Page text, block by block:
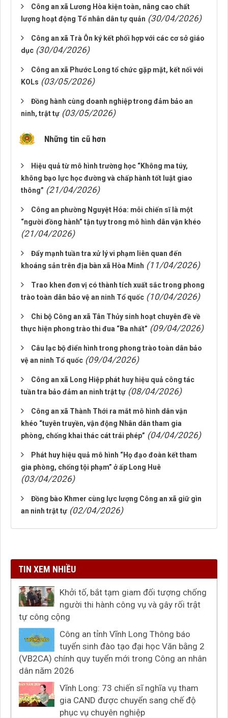
Công an xã Lương Hòa kiện toàn, nâng cao chất
lượng hoạt động Tổ nhân dân tự quản (30/04/2026)
Công an xã Trà Ôn ký kết phối hợp với các cơ sở giáo
dục (30/04/2026)
Công an xã Phước Long tổ chức gặp mặt, kết nối với
KOLs (03/05/2026)
Đồng hành cùng doanh nghiệp trong đảm bảo an
ninh, trật tự (03/05/2026)
Những tin cũ hơn
Hiệu quả từ mô hình trường học “Không ma túy,
không bạo lực học đường và chấp hành tốt luật giao
thông” (21/04/2026)
Công an phường Nguyệt Hóa: mỗi chiến sĩ là một
“người đồng hành” tận tụy trong mô hình dân vận khéo
(21/04/2026)
Đẩy mạnh tuần tra xử lý vi phạm liên quan đến
khoáng sản trên địa bàn xã Hòa Minh (11/04/2026)
Trao khen đơn vị có thành tích xuất sắc trong phong
trào toàn dân bảo vệ an ninh Tổ quốc (10/04/2026)
Chi bộ Công an xã Tân Thủy sinh hoạt chuyên đề về
thực hiện phong trào thi đua “Ba nhất” (09/04/2026)
Câu lạc bộ điển hình trong phong trào toàn dân bảo
vệ an ninh Tổ quốc (09/04/2026)
Công an xã Long Hiệp phát huy hiệu quả công tác
tuần tra bảo đảm an ninh trật tự (08/04/2026)
Công an xã Thành Thới ra mắt mô hình dân vận
khéo “tuyên truyền, vận động Nhân dân tham gia
phòng, chống khai thác cát trái phép” (04/04/2026)
Phát huy hiệu quả mô hình “Họ đạo đoàn kết tham
gia phòng, chống tội phạm” ở ấp Long Huê
(03/04/2026)
Đồng bào Khmer cùng lực lượng Công an xã giữ gìn
an ninh trật tự (02/04/2026)
TIN XEM NHIỀU
Khởi tố, bắt tạm giam đối tượng chống
người thi hành công vụ và gây rối trật
tự công cộng
Công an tỉnh Vĩnh Long Thông báo
tuyển sinh đào tạo đại học Văn bằng 2
(VB2CA) chính quy tuyển mới trong Công an nhân
dân năm 2026
Vĩnh Long: 73 chiến sĩ nghĩa vụ tham
gia CAND được chuyển sang chế độ
phục vụ chuyên nghiệp